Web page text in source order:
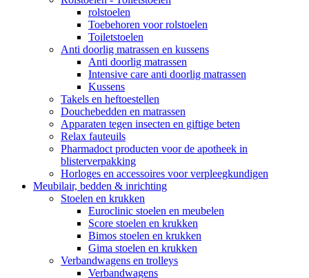
rolstoelen
Toebehoren voor rolstoelen
Toiletstoelen
Anti doorlig matrassen en kussens
Anti doorlig matrassen
Intensive care anti doorlig matrassen
Kussens
Takels en heftoestellen
Douchebedden en matrassen
Apparaten tegen insecten en giftige beten
Relax fauteuils
Pharmadoct producten voor de apotheek in
blisterverpakking
Horloges en accessoires voor verpleegkundigen
Meubilair, bedden & inrichting
Stoelen en krukken
Euroclinic stoelen en meubelen
Score stoelen en krukken
Bimos stoelen en krukken
Gima stoelen en krukken
Verbandwagens en trolleys
Verbandwagens